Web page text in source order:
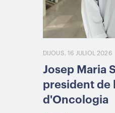
DIJOUS, 16 JULIOL 2026
Josep Maria
president de
d'Oncologia